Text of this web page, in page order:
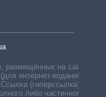
размещённых на сайте,
интернет-изданий —
(гиперссылка)
либо частичного